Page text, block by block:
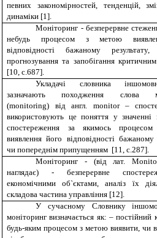
певних закономірностей, тенденцій,
динаміки [1].
Моніторинг - безперервне
небудь процесом з метою
відповідності бажаному
прогнозування та запобігання
[10, с.687].
Укладачі словника
зазначають походження слова
(monitoring) від англ. monitor –
використовують це поняття у значенні
спостереження за якимось
виявлення його відповідності бажаному
чи попереднім припущенням [11, с.287].
Моніторинг - (від лат.
наглядає) - безперервне
економічними об`єктами, аналіз їх
складова частина управління [12].
У сучасному Словнику
моніторинг визначається як: – постійний
будь-яким процесом з метою виявити, чи